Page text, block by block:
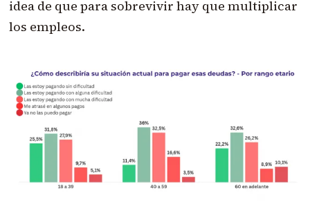
idea de que para sobrevivir hay que multiplicar
los empleos.